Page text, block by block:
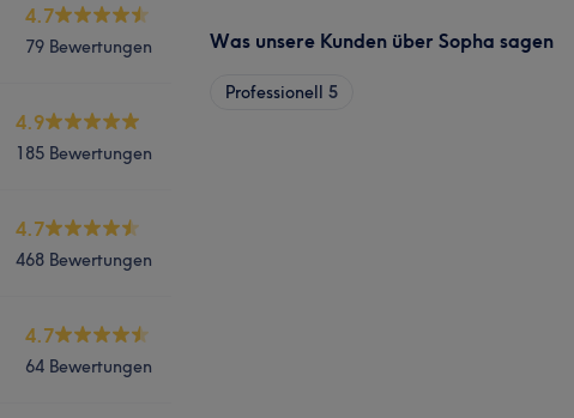
4.7
79 Bewertungen
4.9
185 Bewertungen
4.7
468 Bewertungen
4.7
64 Bewertungen
Was unsere Kunden über Sopha sagen
Professionell 5